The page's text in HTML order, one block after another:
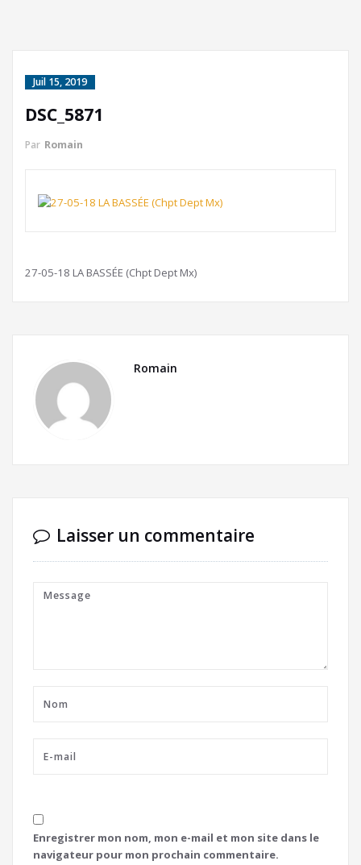
Juil 15, 2019
DSC_5871
Par Romain
27-05-18 LA BASSÉE (Chpt Dept Mx)
Romain
Laisser un commentaire
Enregistrer mon nom, mon e-mail et mon site dans le
navigateur pour mon prochain commentaire.